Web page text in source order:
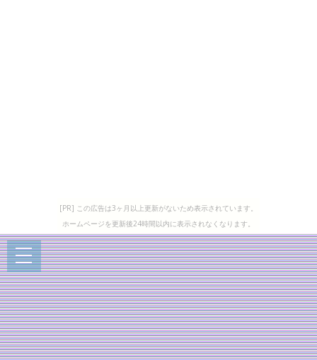
[PR] この広告は3ヶ月以上更新がないため表示されています。
ホームページを更新後24時間以内に表示されなくなります。